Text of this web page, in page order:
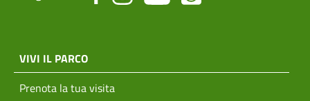
menu top footer
VIVI IL PARCO
Prenota la tua visita